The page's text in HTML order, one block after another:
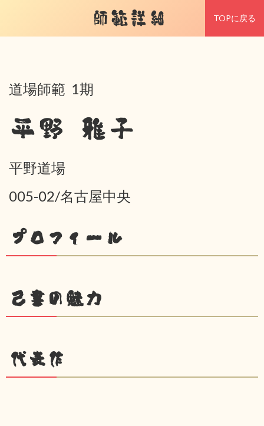
師範詳細 TOPに戻る
道場師範 1期
平野 雅子
平野道場
005-02/名古屋中央
プロフィール
己書の魅力
代表作